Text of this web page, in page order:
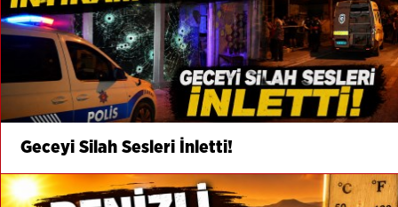
Geceyi Silah Sesleri İnletti!